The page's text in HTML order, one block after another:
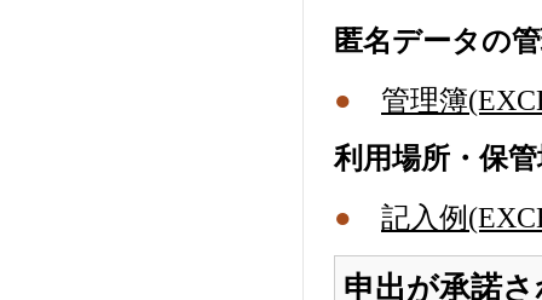
匿名データの
● 管理簿
利用場所・保
● 記入例
申出が承諾